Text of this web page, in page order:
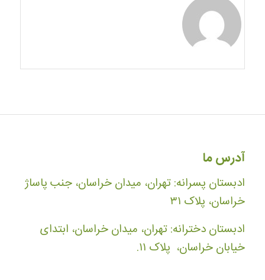
آدرس ما
ادبستان پسرانه: تهران، میدان خراسان، جنب پاساژ
خراسان، پلاک ۳۱
ادبستان دخترانه: تهران، میدان خراسان، ابتدای
خیابان خراسان، پلاک ۱۱.